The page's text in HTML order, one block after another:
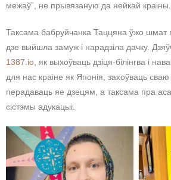
межаў”, не прывязаную да нейкай краіны.
Таксама бабруйчанка Таццяна ўжо шмат
дзе выйшла замуж і нарадзіла дачку.
1387.io, як выхоўваць дзіця-білінгва і
для нас краіне як Японія, захоўваць сваю
перадаваць яе дзецям, а таксама пра
сістэмы адукацыі.